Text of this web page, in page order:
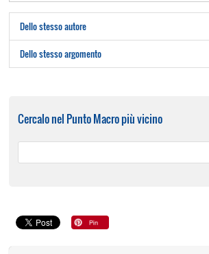
Dello stesso autore
Dello stesso argomento
Cercalo nel Punto Macro più vicino